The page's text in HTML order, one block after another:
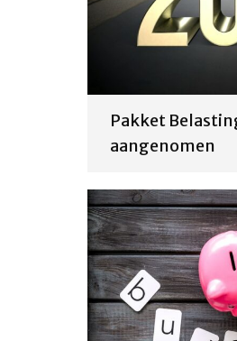
Pakket
aangenomen